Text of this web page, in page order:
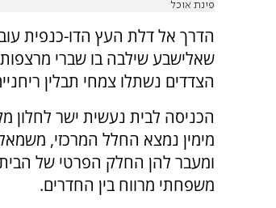
פינת אוכל
הדרך אל דלת העץ הדו-כנפית
שאלישבע שילבה בו שברי מרצפות
הצדדים נשתלו צמחי תבלין
הכניסה לבית נעשית ישר לחלון
מימין נמצא החלל המרכזי,
ומעבר להן החלק הפרטי של
משפחתי מרווח בין החדרים.